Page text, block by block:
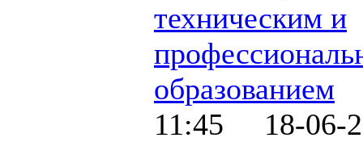
техническим и
образованием
11:45 18-06-